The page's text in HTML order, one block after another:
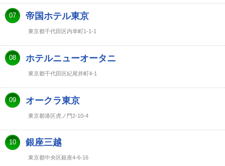
07 帝国ホテル東京
東京都千代田区内幸町1-1-1
08 ホテルニューオータニ
東京都千代田区紀尾井町4-1
09 オークラ東京
東京都港区虎ノ門2-10-4
10 銀座三越
東京都中央区銀座4-6-16